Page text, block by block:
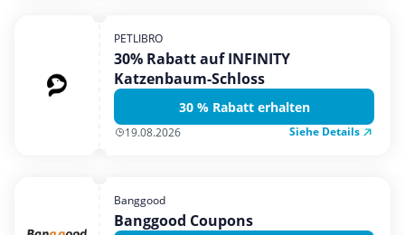
PETLIBRO
30% Rabatt auf INFINITY
Katzenbaum-Schloss
30 % Rabatt erhalten
19.08.2026 Siehe Details
Banggood
Banggood Coupons